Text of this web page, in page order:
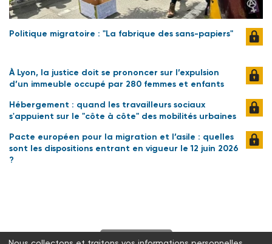
Politique migratoire : "La fabrique des sans-papiers"
À Lyon, la justice doit se prononcer sur l’expulsion
d’un immeuble occupé par 280 femmes et enfants
Hébergement : quand les travailleurs sociaux
s'appuient sur le "côte à côte" des mobilités urbaines
Pacte européen pour la migration et l’asile : quelles
sont les dispositions entrant en vigueur le 12 juin 2026
?
S'abonner